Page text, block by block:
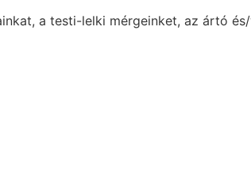
a testi-lelki mérgeinket, az ártó